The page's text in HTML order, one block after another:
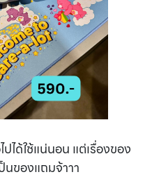
ได้ใช้แน่นอน แต่เรื่องของ
นของแถมจ้าาา